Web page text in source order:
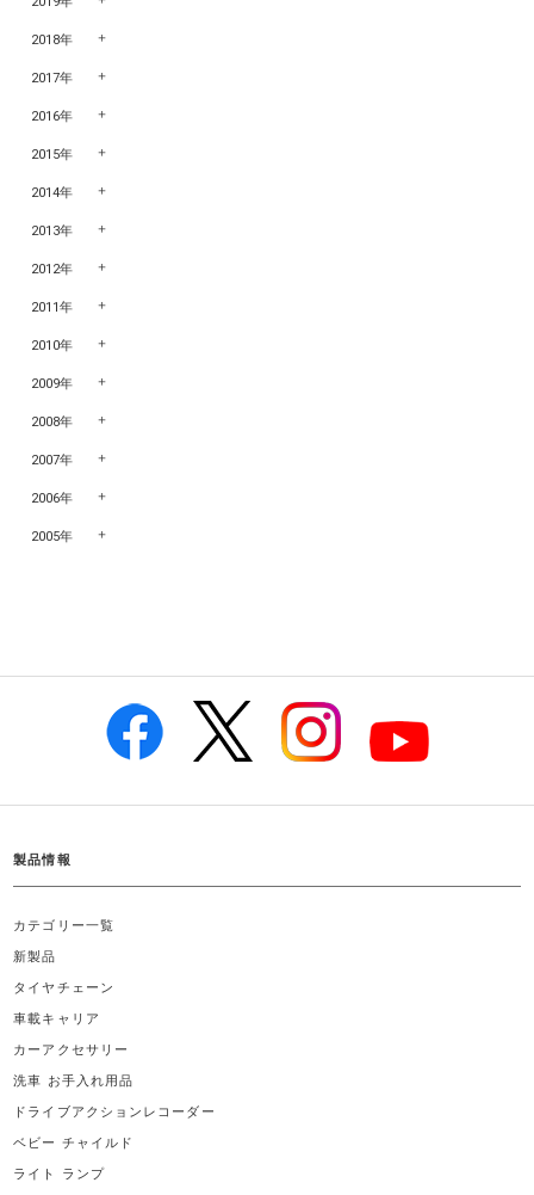
2018年
2017年
2016年
2015年
2014年
2013年
2012年
2011年
2010年
2009年
2008年
2007年
2006年
2005年
製品情報
カテゴリー一覧
新製品
タイヤチェーン
車載キャリア
カーアクセサリー
洗車 お手入れ用品
ドライブアクションレコーダー
ベビー チャイルド
ライト ランプ